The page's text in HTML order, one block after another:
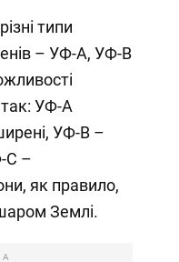
типи
– УФ-А, УФ-В
УФ-А
УФ-В –
С –
як правило,
Землі.